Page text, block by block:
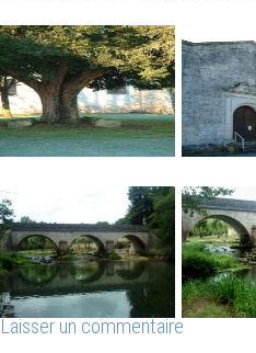
Laisser un commentaire